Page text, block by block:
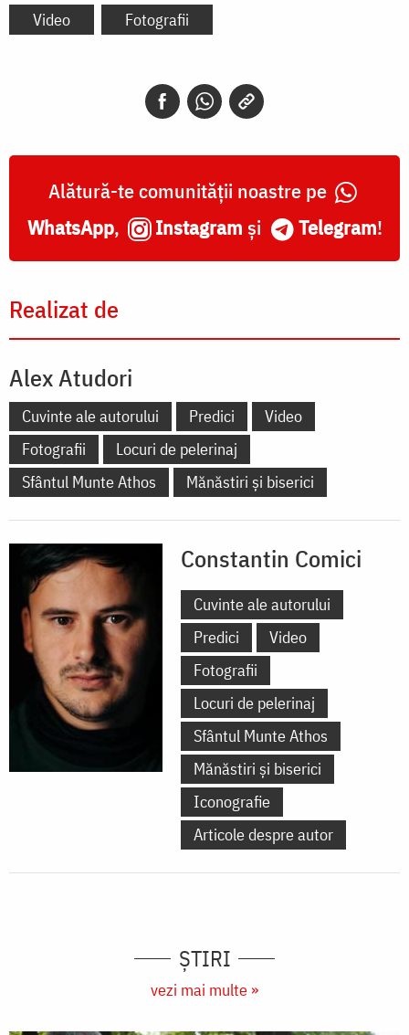
Video Fotografii
Alătură-te comunității noastre pe
WhatsApp, Instagram și Telegram!
Realizat de
Alex Atudori
Cuvinte ale autorului Predici
Video
Fotografii
Locuri de pelerinaj
Sfântul Munte Athos
Mănăstiri și biserici
Constantin Comici
Cuvinte ale autorului
Predici
Video
Fotografii
Locuri de pelerinaj
Sfântul Munte Athos
Mănăstiri și biserici
Iconografie
Articole despre autor
ȘTIRI
vezi mai multe »